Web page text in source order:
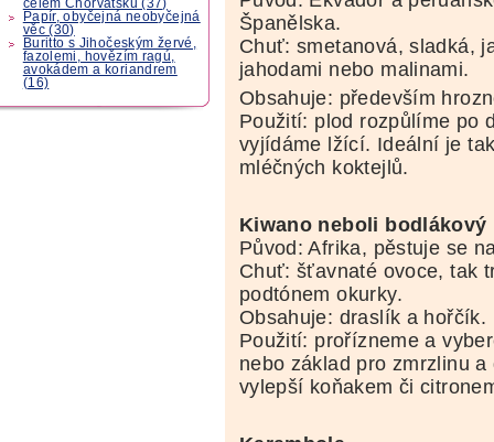
celém Chorvatsku (37)
Papír, obyčejná neobyčejná
věc (30)
Buritto s Jihočeským žervé,
fazolemi, hovězím ragú,
avokádem a koriandrem
(16)
Španělska.
Chuť: smetanová, sladká,
jahodami nebo malinami.
Obsahuje: především
Použití: plod rozpůlíme po
vyjídáme lžící. Ideální je
mléčných koktejlů.
Kiwano neboli bodlákový
Původ: Afrika, pěstuje se
Chuť: šťavnaté ovoce, tak
podtónem okurky.
Obsahuje: draslík a hořčík.
Použití: prořízneme a
nebo základ pro zmrzlinu
vylepší koňakem či